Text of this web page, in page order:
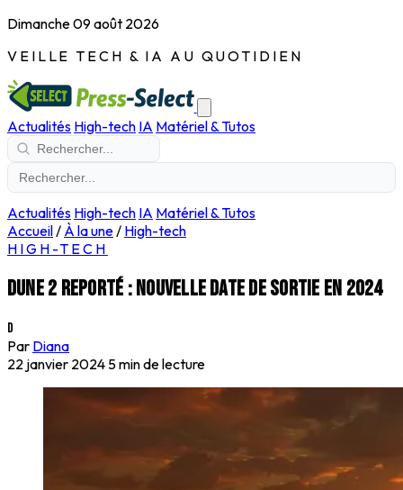
Dimanche 09 août 2026
VEILLE TECH & IA AU QUOTIDIEN
Actualités High-tech IA Matériel & Tutos
Actualités High-tech IA Matériel & Tutos
Accueil/ À la une/ High-tech
HIGH-TECH
Dune 2 reporté : nouvelle date de sortie en 2024
D
Par Diana
22 janvier 2024 5 min de lecture